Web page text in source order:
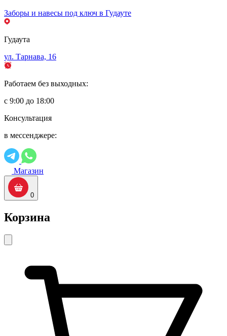
Заборы и навесы под ключ в Гудауте
Гудаута
ул. Тарнава, 16
Работаем без выходных:
с 9:00 до 18:00
Консультация
в мессенджере:
Магазин
0
Корзина